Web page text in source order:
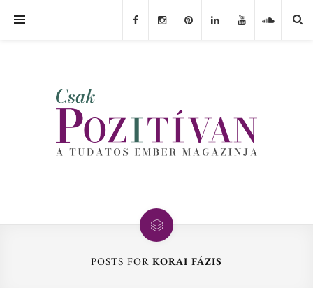
POSTS FORKORAI FÁZIS